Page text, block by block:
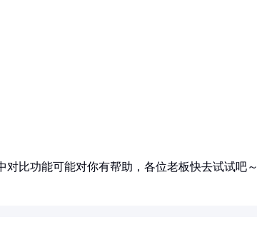
比功能可能对你有帮助，各位老板快去试试吧～